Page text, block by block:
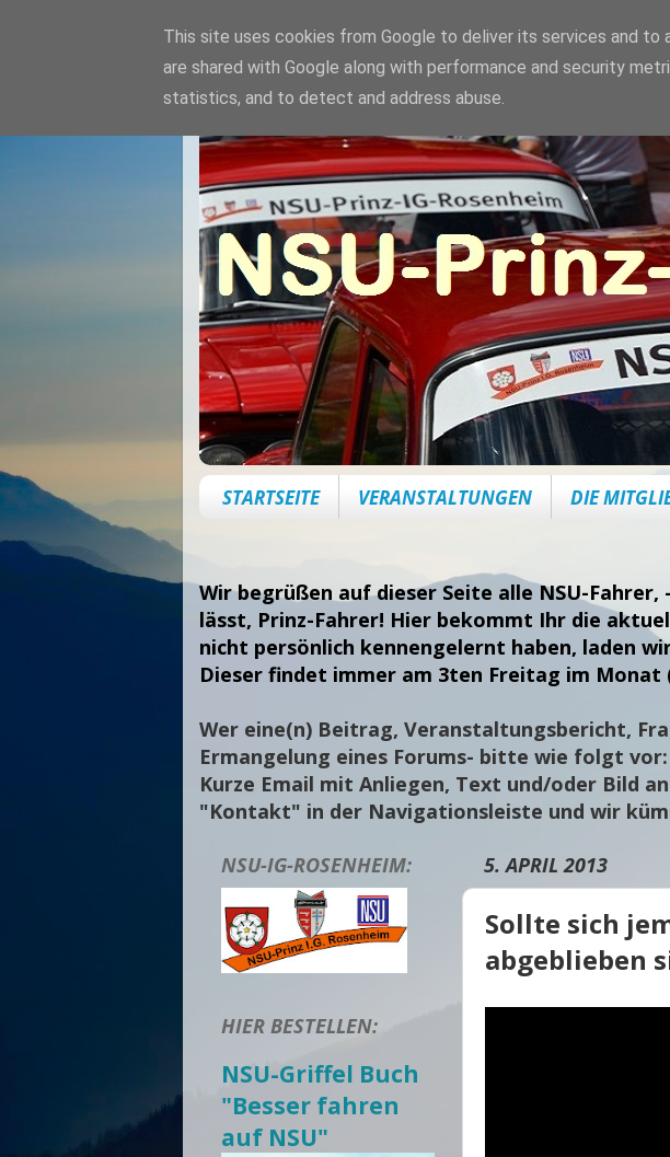
STARTSEITE VERANSTALTUNGEN DIE
Wir begrüßen auf dieser Seite alle NSU-
lässt, Prinz-Fahrer! Hier bekommt Ihr die
nicht persönlich kennengelernt haben, laden
Dieser findet immer am 3ten Freitag im
Wer eine(n) Beitrag, Veranstaltungsbericht,
Ermangelung eines Forums- bitte wie folgt vor:
Kurze Email mit Anliegen, Text und/oder Bild an
"Kontakt" in der Navigationsleiste und wir
5. APRIL 2013
Sollte sich
abgeblieben
NSU-IG-ROSENHEIM:
HIER BESTELLEN:
NSU-Griffel Buch
"Besser fahren
auf NSU"
This site uses cookies from Google to deliver its services and to
are shared with Google along with performance and security
statistics, and to detect and address abuse.